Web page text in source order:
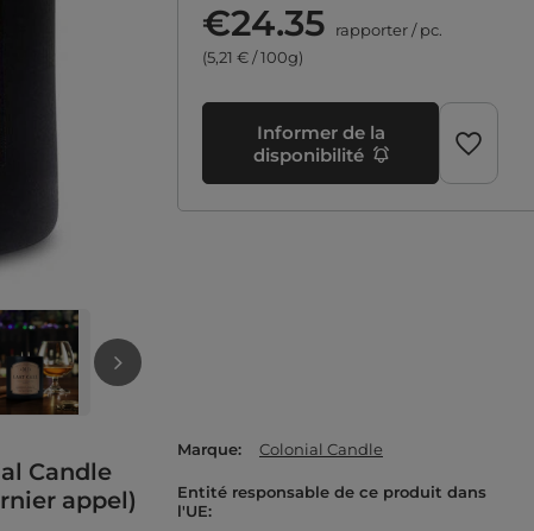
€24.35 rapporter/pc.
(5,21 € / 100g)
Informer de la
disponibilité
Candle
appel)
Marque Colonial Candle
Entité responsable de ce produit dans
l'UE